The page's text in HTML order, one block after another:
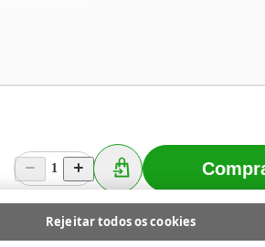
1
na rede de lojas físicas.
prévio. Fast Shop S. A. CNPJ:
Fast Shop - Todos os direitos reservadosRF
Selecionar os Cookies
Rejeitar todos os cookies